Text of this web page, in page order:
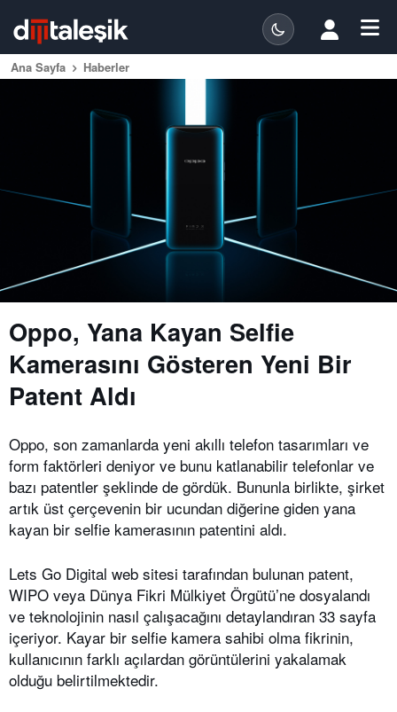
Ana Sayfa Haberler
Oppo, Yana Kayan Selfie
Kamerasını Gösteren Yeni Bir
Patent Aldı
Oppo, son zamanlarda yeni akıllı telefon tasarımları ve
form faktörleri deniyor ve bunu katlanabilir telefonlar ve
bazı patentler şeklinde de gördük. Bununla birlikte, şirket
artık üst çerçevenin bir ucundan diğerine giden yana
kayan bir selfie kamerasının patentini aldı.
Lets Go Digital web sitesi tarafından bulunan patent,
WIPO veya Dünya Fikri Mülkiyet Örgütü’ne dosyalandı
ve teknolojinin nasıl çalışacağını detaylandıran 33 sayfa
içeriyor. Kayar bir selfie kamera sahibi olma fikrinin,
kullanıcının farklı açılardan görüntülerini yakalamak
olduğu belirtilmektedir.